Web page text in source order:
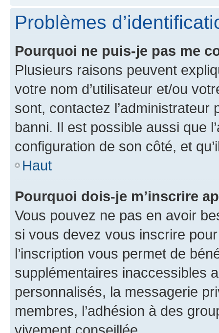
Problèmes
Pourquoi ne puis-je pas me
Plusieurs raisons peuvent
votre nom d’utilisateur et/ou
sont, contactez l’administrateur
banni. Il est possible aussi que
configuration de son côté, et
Haut
Pourquoi dois-je m’inscrire
Vous pouvez ne pas en avoir
si vous devez vous inscrire
l’inscription vous permet de
supplémentaires inaccessibles
personnalisés, la messagerie
membres, l’adhésion à des
vivement conseillée.